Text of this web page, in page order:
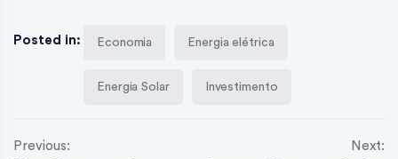
Posted in: Economia Energia elétrica
Energia Solar Investimento
Previous: Next: